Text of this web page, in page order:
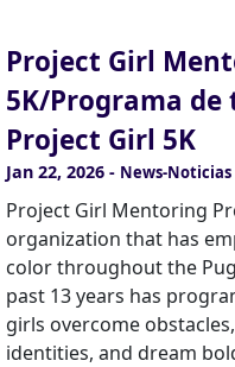
Project Girl
5K/Programa
Project Girl 5K
Jan 22, 2026 - News-Noticias
Project Girl Mentoring
organization that has
color throughout the
past 13 years has
girls overcome
identities, and dream